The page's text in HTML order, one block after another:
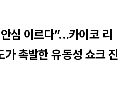
심 이르다”…카이코 리
촉발한 유동성 쇼크 진